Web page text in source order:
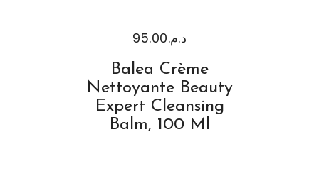
د.م.95.00
Balea Crème
Nettoyante Beauty
Expert Cleansing
Balm, 100 Ml